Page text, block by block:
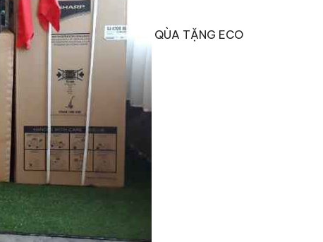
QÙA TẶNG ECO